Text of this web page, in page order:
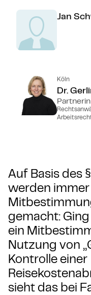
Jan
Köln
Dr.
Partnerin
Auf Basis des
werden
gemacht:
ein
Nutzung von
Kontrolle einer
sieht das bei